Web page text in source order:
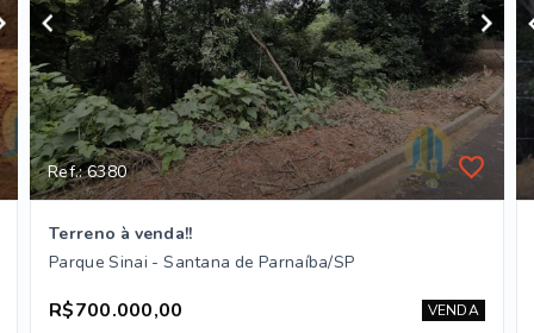
Ref.: 6380
Terreno à venda!!
Parque Sinai - Santana de Parnaíba/SP
R$700.000,00 VENDA